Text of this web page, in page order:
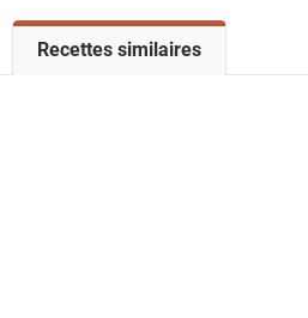
o
Recettes similaires